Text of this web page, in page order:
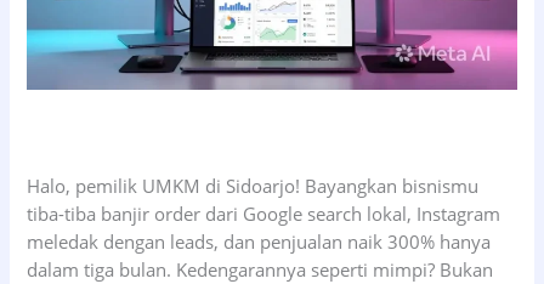
Halo, pemilik UMKM di Sidoarjo! Bayangkan bisnismu
tiba-tiba banjir order dari Google search lokal, Instagram
meledak dengan leads, dan penjualan naik 300% hanya
dalam tiga bulan. Kedengarannya seperti mimpi? Bukan